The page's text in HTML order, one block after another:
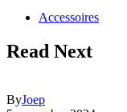
Accessoires
Read Next
ByJoep